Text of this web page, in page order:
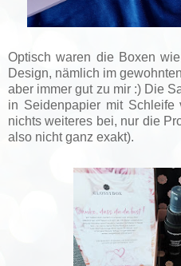
Optisch waren die Boxen
Design, nämlich im
aber immer gut zu mir :) Die
in Seidenpapier mit Schleife
nichts weiteres bei, nur die
also nicht ganz exakt).